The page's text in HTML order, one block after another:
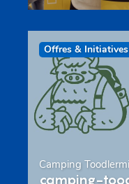
Offres & Initiatives
Camping
camping-